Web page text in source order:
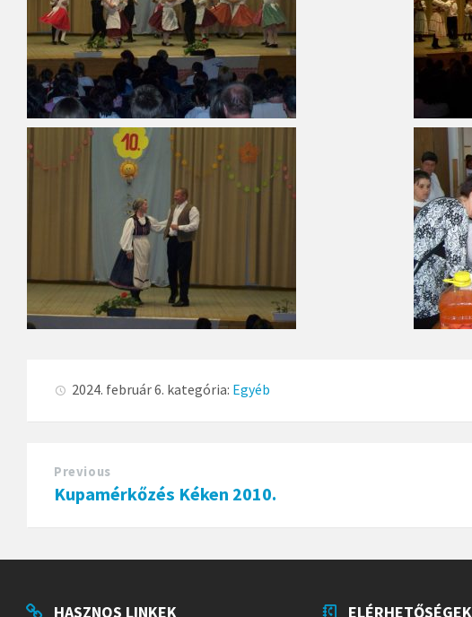
2024. február 6. kategória: Egyéb
Previous
Kupamérkőzés Kéken 2010.
HASZNOS LINKEK ELÉRHETŐSÉGEK